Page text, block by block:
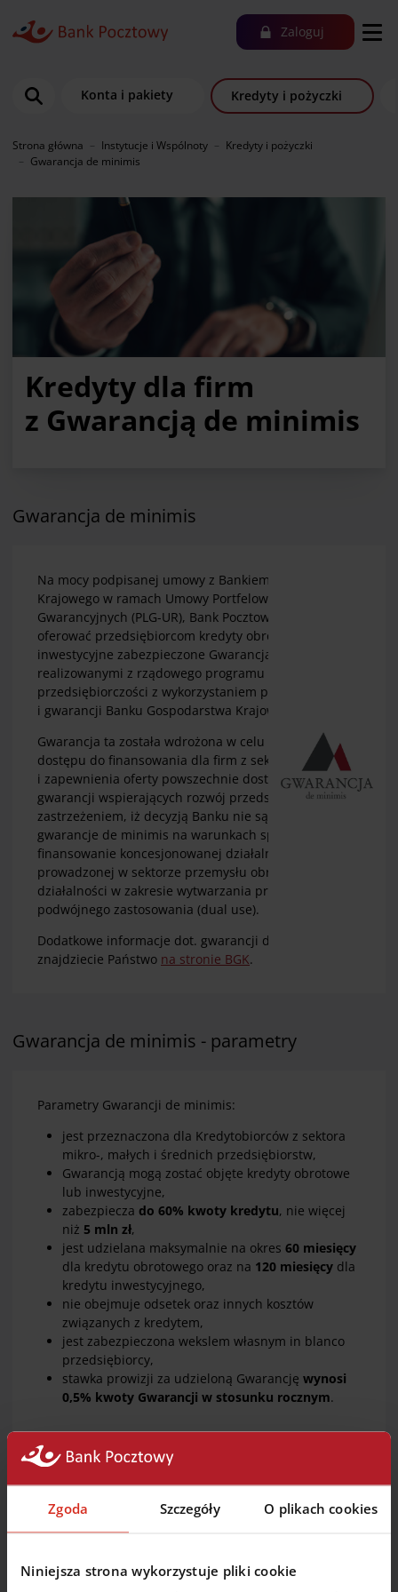
Zgoda Szczegóły O plikach cookies
Niniejsza strona wykorzystuje pliki cookie
Zaloguj
Konta i pakiety Kredyty i pożyczki
Strona główna Instytucje i Wspólnoty
Kredyty i pożyczki
Gwarancja de minimis
Kredyty dla firm
z Gwarancją de minimis
Gwarancja de minimis
Na mocy podpisanej umowy z Bankiem Gospodarstwa
Krajowego w ramach Umowy Portfelowych Linii
Gwarancyjnych (PLG-UR), Bank Pocztowy S.A. może
oferować przedsiębiorcom kredyty obrotowe oraz
inwestycyjne zabezpieczone Gwarancjami de minimis,
realizowanymi z rządowego programu "Wspieranie
przedsiębiorczości z wykorzystaniem poręczeń
i gwarancji Banku Gospodarstwa Krajowego".
Gwarancja ta została wdrożona w celu poprawy
dostępu do finansowania dla firm z sektora MŚP
i zapewnienia oferty powszechnie dostępnych
gwarancji wspierających rozwój przedsiębiorstw (z
zastrzeżeniem, iż decyzją Banku nie są udzielane
gwarancje de minimis na warunkach specjalnych na
finansowanie koncesjonowanej działalności
prowadzonej w sektorze przemysłu obronnego oraz
działalności w zakresie wytwarzania produktów
podwójnego zastosowania (dual use).
Dodatkowe informacje dot. gwarancji de minimis
znajdziecie Państwo na stronie BGK.
Gwarancja de minimis - parametry
Parametry Gwarancji de minimis:
jest przeznaczona dla Kredytobiorców z sektora
mikro-, małych i średnich przedsiębiorstw,
Gwarancją mogą zostać objęte kredyty obrotowe
lub inwestycyjne,
zabezpiecza do 60% kwoty kredytu, nie więcej
niż 5 mln zł,
jest udzielana maksymalnie na okres 60 miesięcy
dla kredytu obrotowego oraz na 120 miesięcy dla
kredytu inwestycyjnego,
nie obejmuje odsetek oraz innych kosztów
związanych z kredytem,
jest zabezpieczona wekslem własnym in blanco
przedsiębiorcy,
stawka prowizji za udzieloną Gwarancję wynosi
0,5% kwoty Gwarancji w stosunku rocznym.
Gwarancja de minimis - korzyści
z krótką historią kredytową lub nie posiadających